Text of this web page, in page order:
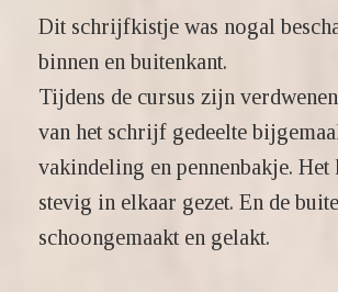
Dit schrijfkistje was nogal
binnen en buitenkant.
Tijdens de cursus zijn
van het schrijf gedeelte
vakindeling en pennenbakje. Het
stevig in elkaar gezet. En de
schoongemaakt en gelakt.